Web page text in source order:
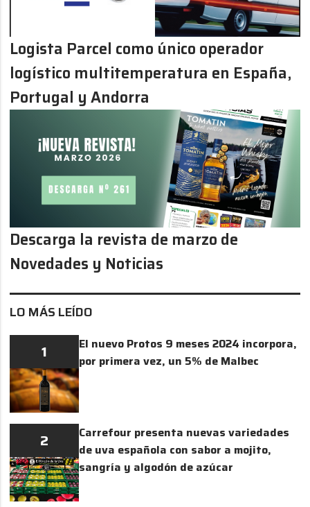
LO MÁS LEÍDO
1
El nuevo Protos 9 meses 2024 incorpora,
por primera vez, un 5% de Malbec
2
Carrefour presenta nuevas variedades
de uva española con sabor a mojito,
sangría y algodón de azúcar
Logista Parcel como único operador
logístico multitemperatura en España,
Portugal y Andorra
Descarga la revista de marzo de
Novedades y Noticias